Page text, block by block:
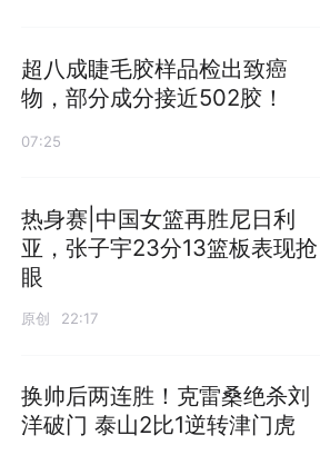
超八成睫毛胶样品检出致癌
物，部分成分接近502胶！
07:25
热身赛|中国女篮再胜尼日利
亚，张子宇23分13篮板表现抢
眼
原创 22:17
换帅后两连胜！克雷桑绝杀刘
洋破门 泰山2比1逆转津门虎